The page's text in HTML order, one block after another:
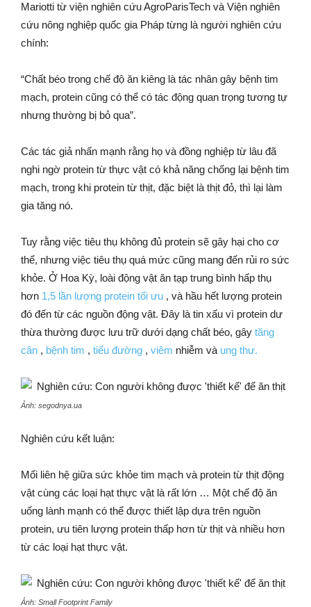
Mariotti từ viện nghiên cứu AgroParisTech và Viện nghiên
cứu nông nghiệp quốc gia Pháp từng là người nghiên cứu
chính:
“Chất béo trong chế độ ăn kiêng là tác nhân gây bệnh tim
mạch, protein cũng có thể có tác động quan trọng tương tự
nhưng thường bị bỏ qua”.
Các tác giả nhấn mạnh rằng họ và đồng nghiệp từ lâu đã
nghi ngờ protein từ thực vật có khả năng chống lại bệnh tim
mạch, trong khi protein từ thịt, đặc biệt là thịt đỏ, thì lại làm
gia tăng nó.
Tuy rằng việc tiêu thụ không đủ protein sẽ gây hại cho cơ
thể, nhưng việc tiêu thụ quá mức cũng mang đến rủi ro sức
khỏe. Ở Hoa Kỳ, loài động vật ăn tạp trung bình hấp thụ
hơn 1,5 lần lượng protein tối ưu , và hầu hết lượng protein
đó đến từ các nguồn động vật. Đây là tin xấu vì protein dư
thừa thường được lưu trữ dưới dạng chất béo, gây tăng
cân , bệnh tim , tiểu đường , viêm nhiễm và ung thư.
Ảnh: segodnya.ua
Nghiên cứu kết luận:
Mối liên hệ giữa sức khỏe tim mạch và protein từ thịt động
vật cùng các loại hạt thực vật là rất lớn … Một chế độ ăn
uống lành mạnh có thể được thiết lập dựa trên nguồn
protein, ưu tiên lượng protein thấp hơn từ thịt và nhiều hơn
từ các loại hạt thực vật.
Ảnh: Small Footprint Family